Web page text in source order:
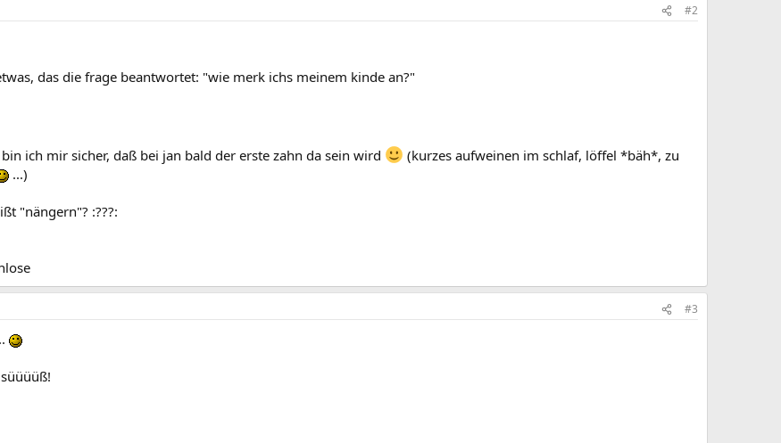
#2
das die frage beantwortet: "wie merk ichs meinem kinde an?"
ich mir sicher, daß bei jan bald der erste zahn da sein wird
(kurzes aufweinen im schlaf, löffel *bäh*, zu
...)
"nängern"? :???:
#3